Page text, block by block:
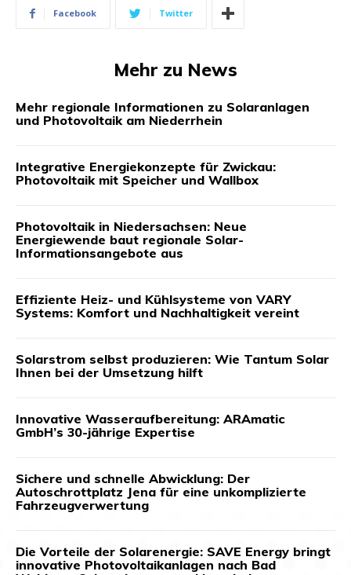
Facebook Twitter
Mehr zu News
Mehr regionale Informationen zu Solaranlagen
und Photovoltaik am Niederrhein
Integrative Energiekonzepte für Zwickau:
Photovoltaik mit Speicher und Wallbox
Photovoltaik in Niedersachsen: Neue
Energiewende baut regionale Solar-
Informationsangebote aus
Effiziente Heiz- und Kühlsysteme von VARY
Systems: Komfort und Nachhaltigkeit vereint
Solarstrom selbst produzieren: Wie Tantum Solar
Ihnen bei der Umsetzung hilft
Innovative Wasseraufbereitung: ARAmatic
GmbH’s 30-jährige Expertise
Sichere und schnelle Abwicklung: Der
Autoschrottplatz Jena für eine unkomplizierte
Fahrzeugverwertung
Die Vorteile der Solarenergie: SAVE Energy bringt
innovative Photovoltaikanlagen nach Bad